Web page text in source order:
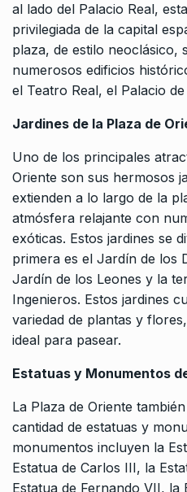
al lado del Palacio Real,
privilegiada de la capital
plaza, de estilo neoclásico,
numerosos edificios
el Teatro Real, el Palacio
Jardines de la Plaza de
Uno de los principales
Oriente son sus hermosos
extienden a lo largo de la
atmósfera relajante con
exóticas. Estos jardines se
primera es el Jardín de los
Jardín de los Leones y la
Ingenieros. Estos jardines
variedad de plantas y
ideal para pasear.
Estatuas y Monumentos
La Plaza de Oriente
cantidad de estatuas y
monumentos incluyen la
Estatua de Carlos III, la
Estatua de Fernando VII, la